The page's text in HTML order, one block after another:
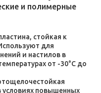
и полимерные
стойкая к
для
и настилов в
от -30°C до
условиях повышенных